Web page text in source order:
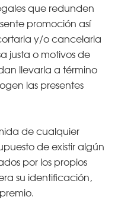
que redunden
promoción así
y/o cancelarla
justa o motivos de
llevarla a término
las presentes
de cualquier
de existir algún
por los propios
su identificación,